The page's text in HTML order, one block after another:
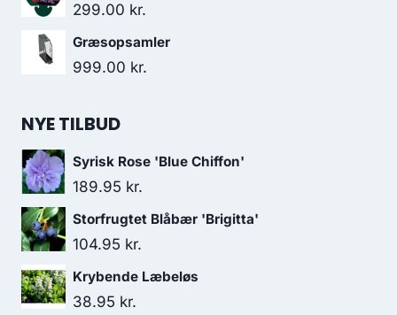
299.00 kr.
Græsopsamler
999.00 kr.
NYE TILBUD
Syrisk Rose 'Blue Chiffon'
189.95 kr.
Storfrugtet Blåbær 'Brigitta'
104.95 kr.
Krybende Læbeløs
38.95 kr.